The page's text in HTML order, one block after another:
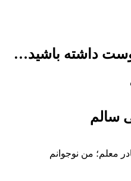
داشته باشید…
سالم